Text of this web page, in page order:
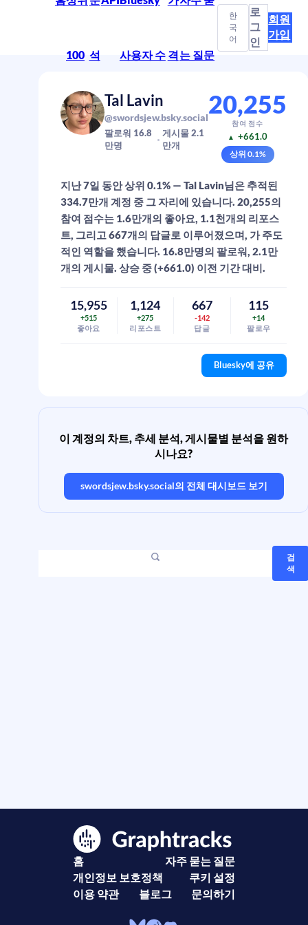
100 석 사용자 수 격는 질문
한
국
어
로
그
인
회원
가입
Tal Lavin
@swordsjew.bsky.social
팔로워 16.8
만명
게시물2.1
만개
20,255
참여 점수
▲ +661.0
상위 0.1%
지난 7일 동안 상위 0.1% — Tal Lavin님은 추적된
334.7만개 계정 중 그 자리에 있습니다. 20,255의
참여 점수는 1.6만개의 좋아요, 1.1천개의 리포스
트, 그리고 667개의 답글로 이루어졌으며, 가 주도
적인 역할을 했습니다. 16.8만명의 팔로워, 2.1만
개의 게시물. 상승 중 (+661.0) 이전 기간 대비.
15,955
+515
좋아요
1,124
+275
리포스트
667
-142
답글
115
+14
팔로우
Bluesky에 공유
이 계정의 차트, 추세 분석, 게시물별 분석을 원하
시나요?
swordsjew.bsky.social의 전체 대시보드 보기
검
색
홈
자주 묻는 질문
개인정보 보호정책
쿠키 설정
이용 약관
블로그 문의하기